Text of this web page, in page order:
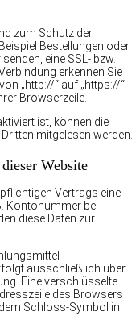
zum Schutz der
Bestellungen oder
eine SSL- bzw.
erkennen Sie
„http://“ auf „https://“
Browserzeile.
ist, können die
mitgelesen werden.
Website
Vertrags eine
Kontonummer bei
diese Daten zur
ausschließlich über
Eine verschlüsselte
des Browsers
Schloss-Symbol in